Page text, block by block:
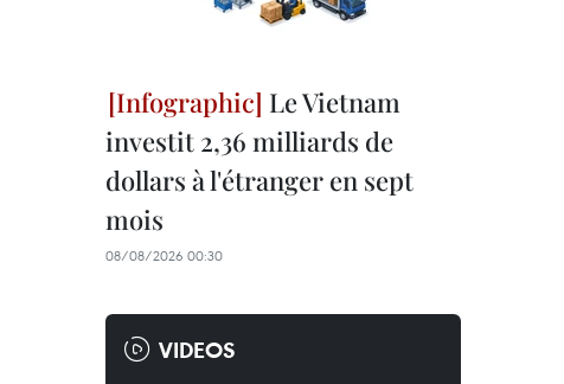
Le Vietnam
investit 2,36 milliards de
dollars à l'étranger en sept
mois
08/08/2026 00:30
VIDEOS